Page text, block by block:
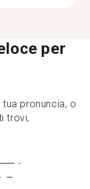
per
pronuncia, o
trovi,